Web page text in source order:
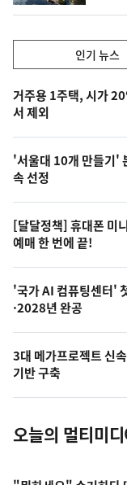
기,
최
신,
오
늘
의
영
상
오
의
사
진
인기 뉴스
기
뉴
스
거주용 1주택, 시가
서 제외
'서울대 10개 만들기'
속 선정
[달달정책] 휴대폰 미
예매 한 번에 끝!
'국가 AI 컴퓨팅센터'
·2028년 완공
3대 메가프로젝트 신
기반 구축
오늘의 멀티미